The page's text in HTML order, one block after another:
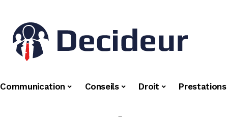
Communication Conseils Droit Prestations